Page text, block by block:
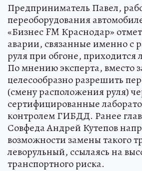
Предприниматель Павел,
переоборудования
«Бизнес FM Краснодар»
аварии, связанные именно с
руля при обгоне,
По мнению эксперта, вместо
целесообразно разрешить
(смену расположения руля)
сертифицированные
контролем ГИБДД. Ранее
Совфеда Андрей Кутепов
возможности замены такого
леворульный, ссылаясь на
транспортного риска.